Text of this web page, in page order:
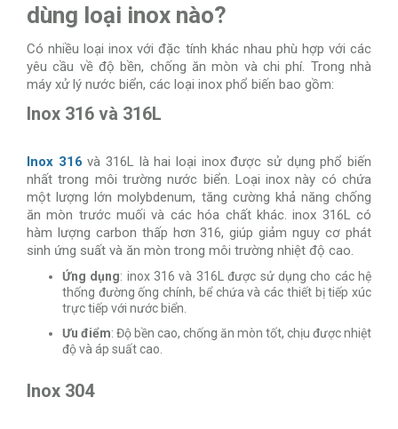
dùng loại inox nào?
Có nhiều loại inox với đặc tính khác nhau phù hợp với các
yêu cầu về độ bền, chống ăn mòn và chi phí. Trong nhà
máy xử lý nước biển, các loại inox phổ biến bao gồm:
Inox 316 và 316L
Inox 316 và 316L là hai loại inox được sử dụng phổ biến
nhất trong môi trường nước biển. Loại inox này có chứa
một lượng lớn molybdenum, tăng cường khả năng chống
ăn mòn trước muối và các hóa chất khác. inox 316L có
hàm lượng carbon thấp hơn 316, giúp giảm nguy cơ phát
sinh ứng suất và ăn mòn trong môi trường nhiệt độ cao.
Ứng dụng: inox 316 và 316L được sử dụng cho các hệ
thống đường ống chính, bể chứa và các thiết bị tiếp xúc
trực tiếp với nước biển.
Ưu điểm: Độ bền cao, chống ăn mòn tốt, chịu được nhiệt
độ và áp suất cao.
Inox 304